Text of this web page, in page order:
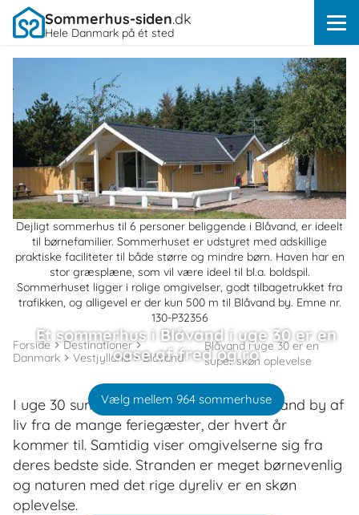
Sommerhus-siden.dk
Hele Danmark på ét sted
Dejligt sommerhus til 6 personer beliggende i Blåvand, er ideelt
til børnefamilier. Sommerhuset er udstyret med adskillige
praktiske faciliteter til både større og mindre børn. Haven har en
stor græsplæne, som vil være ideel til bl.a. boldspil.
Sommerhuset ligger i rolige omgivelser, godt tilbagetrukket fra
trafikken, og alligevel er der kun 500 m til Blåvand by. Emne nr.
130-P32356
Et sommerhus i Blåvand i uge 30 er en
oase af fred og ro
Vælg mellem 964 sommerhuse
Forside
Destinationer
Danmark
Vestjylland Blåvand
Blåvand i uge 30 er en
super skøn oplevelse
I uge 30 summer den ellers søvnige Blåvand by af
liv fra de mange feriegæster, der hvert år
kommer til. Samtidig viser omgivelserne sig fra
deres bedste side. Stranden er meget børnevenlig
og naturen med det rige dyreliv er en skøn
oplevelse.